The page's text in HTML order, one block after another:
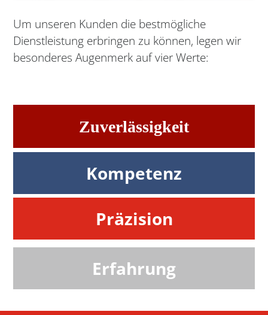
Um unseren Kunden die bestmögliche
Dienstleistung erbringen zu können, legen wir
besonderes Augenmerk auf vier Werte:
Zuverlässigkeit
Kompetenz
Präzision
Erfahrung